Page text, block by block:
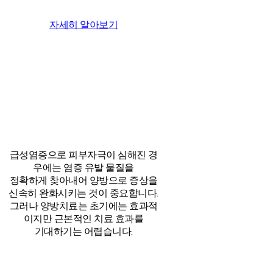
자세히 알아보기
급성염증으로 피부자극이 심해진 경
우에는 염증 유발 물질을
정확하게 찾아내어 양방으로 증상을
신속히 완화시키는 것이 중요합니다.
그러나 양방치료는 초기에는 효과적
이지만 근본적인 치료 효과를
기대하기는 어렵습니다.